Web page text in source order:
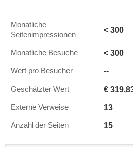
Monatliche
Seitenimpressionen
< 300
Monatliche Besuche < 300
Wert pro Besucher --
Geschätzter Wert €
Externe Verweise 13
Anzahl der Seiten 15